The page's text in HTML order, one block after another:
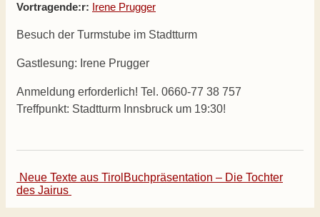
Vortragende:r: Irene Prugger
Besuch der Turmstube im Stadtturm
Gastlesung: Irene Prugger
Anmeldung erforderlich! Tel. 0660-77 38 757
Treffpunkt: Stadtturm Innsbruck um 19:30!
Beitrags-
Navigation
Neue Texte aus Tirol Buchpräsentation – Die Tochter
des Jairus